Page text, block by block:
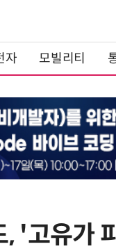
자 모빌리티
'고유가